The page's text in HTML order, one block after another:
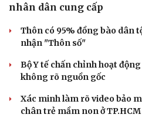
nhân dân cung cấp
Thôn có 95% đồng bào dân
nhận "Thôn số"
Bộ Y tế chấn chỉnh hoạt
không rõ nguồn gốc
Xác minh làm rõ video bảo
chân trẻ mầm non ở TP.HCM